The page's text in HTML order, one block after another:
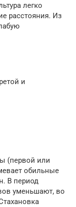
легко
расстояния. Из
и
(первой или
обильные
В период
уменьшают, во